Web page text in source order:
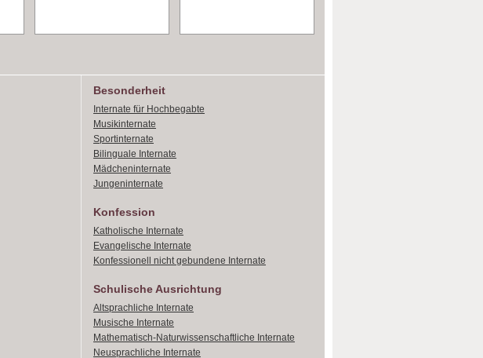
Besonderheit
Internate für Hochbegabte
Musikinternate
Sportinternate
Bilinguale Internate
Mädcheninternate
Jungeninternate
Konfession
Katholische Internate
Evangelische Internate
Konfessionell nicht gebundene Internate
Schulische Ausrichtung
Altsprachliche Internate
Musische Internate
Mathematisch-Naturwissenschaftliche Internate
Neusprachliche Internate